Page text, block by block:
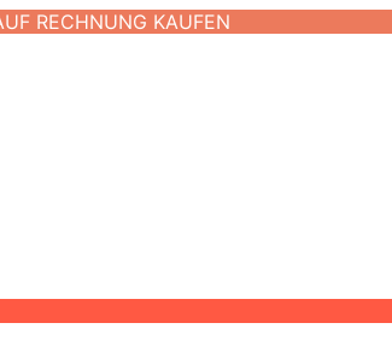
RECHNUNG KAUFEN